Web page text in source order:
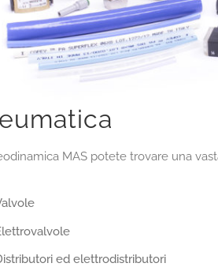
MAS potete trovare una
ed elettrodistributori